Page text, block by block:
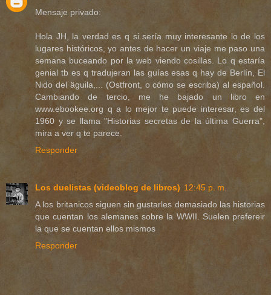
Mensaje privado:
Hola JH, la verdad es q si sería muy interesante lo de los
lugares históricos, yo antes de hacer un viaje me paso una
semana buceando por la web viendo cosillas. Lo q estaría
genial tb es q tradujeran las guías esas q hay de Berlín, El
Nido del äguila,... (Ostfront, o cómo se escriba) al español.
Cambiando de tercio, me he bajado un libro en
www.ebookee.org q a lo mejor te puede interesar, es del
1960 y se llama "Historias secretas de la última Guerra",
mira a ver q te parece.
Responder
Los duelistas (videoblog de libros) 12:45 p. m.
A los britanicos siguen sin gustarles demasiado las historias
que cuentan los alemanes sobre la WWII. Suelen prefereir
la que se cuentan ellos mismos
Responder